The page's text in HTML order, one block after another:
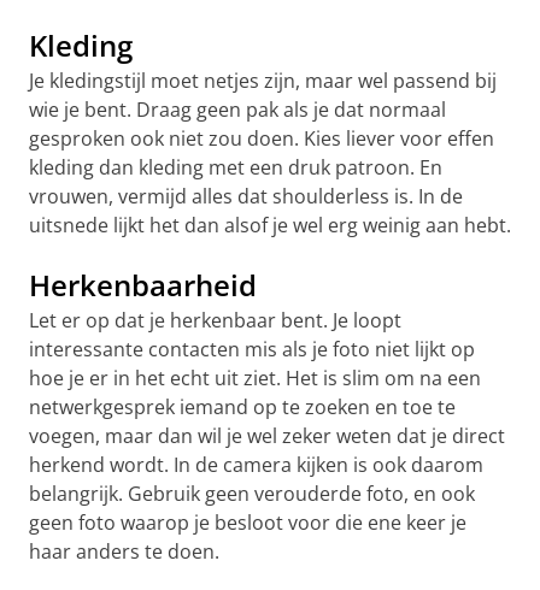
Kleding
Je kledingstijl moet netjes zijn, maar wel passend bij
wie je bent. Draag geen pak als je dat normaal
gesproken ook niet zou doen. Kies liever voor effen
kleding dan kleding met een druk patroon. En
vrouwen, vermijd alles dat shoulderless is. In de
uitsnede lijkt het dan alsof je wel erg weinig aan hebt.
Herkenbaarheid
Let er op dat je herkenbaar bent. Je loopt
interessante contacten mis als je foto niet lijkt op
hoe je er in het echt uit ziet. Het is slim om na een
netwerkgesprek iemand op te zoeken en toe te
voegen, maar dan wil je wel zeker weten dat je direct
herkend wordt. In de camera kijken is ook daarom
belangrijk. Gebruik geen verouderde foto, en ook
geen foto waarop je besloot voor die ene keer je
haar anders te doen.